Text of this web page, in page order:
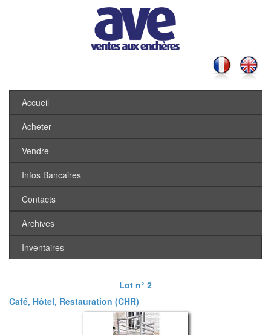
Accueil
Acheter
Vendre
Infos Bancaires
Contacts
Archives
Inventaires
Lot n° 2
Café, Hôtel, Restauration (CHR)